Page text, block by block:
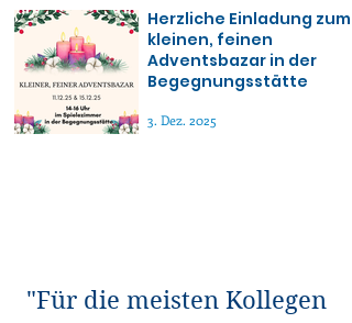
Herzliche Einladung zum
kleinen, feinen
Adventsbazar in der
Begegnungsstätte
3. Dez. 2025
"Für die meisten Kollegen